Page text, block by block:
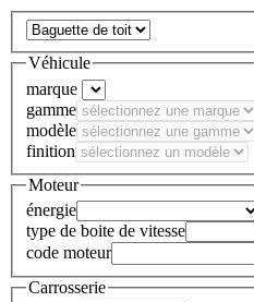
Véhicule
marque
gamme
modèle
finition
Moteur
énergie
type de boite de vitesse
code moteur
Carrosserie